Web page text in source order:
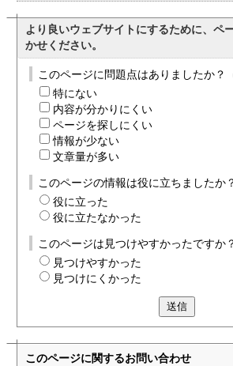
より良いウェブサイトにするために、ペ
かせください。
このページに問題点はありましたか？
特にない
内容が分かりにくい
ページを探しにくい
情報が少ない
文章量が多い
このページの情報は役に立ちましたか
役に立った
役に立たなかった
このページは見つけやすかったですか
見つけやすかった
見つけにくかった
送信
このページに関するお問い合わせ